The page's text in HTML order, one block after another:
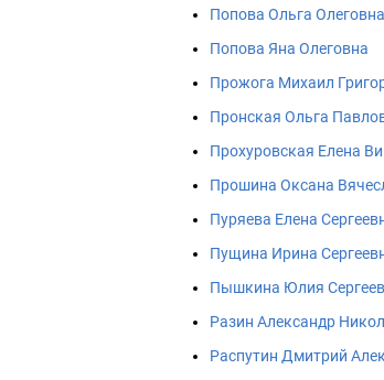
Попова Ольга Олеговна
Попова Яна Олеговна
Прожога Михаил
Пронская Ольга
Прохуровская Елена
Прошина Оксана
Пуряева Елена
Пущина Ирина
Пышкина Юлия
Разин Александр
Распутин Дмитрий